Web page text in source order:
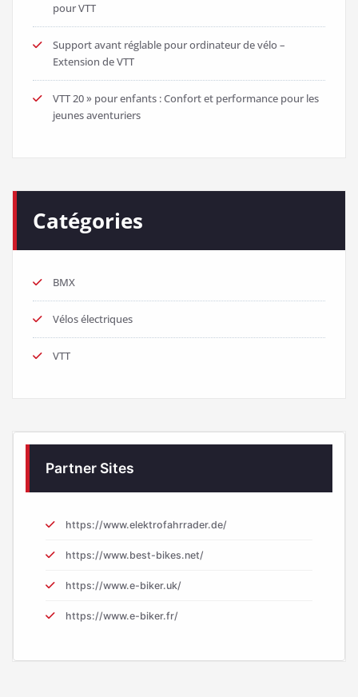
pour VTT
Support avant réglable pour ordinateur de vélo –
Extension de VTT
VTT 20 » pour enfants : Confort et performance pour les
jeunes aventuriers
Catégories
BMX
Vélos électriques
VTT
Partner Sites
https://www.elektrofahrrader.de/
https://www.best-bikes.net/
https://www.e-biker.uk/
https://www.e-biker.fr/